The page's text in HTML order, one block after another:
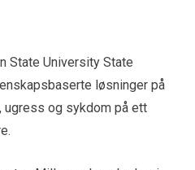
State University State
løsninger på
ugress og sykdom på ett